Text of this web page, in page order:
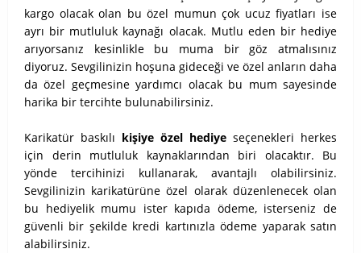
kargo olacak olan bu özel mumun çok ucuz fiyatları ise
ayrı bir mutluluk kaynağı olacak. Mutlu eden bir hediye
arıyorsanız kesinlikle bu muma bir göz atmalısınız
diyoruz. Sevgilinizin hoşuna gideceği ve özel anların daha
da özel geçmesine yardımcı olacak bu mum sayesinde
harika bir tercihte bulunabilirsiniz.
Karikatür baskılı kişiye özel hediye seçenekleri herkes
için derin mutluluk kaynaklarından biri olacaktır. Bu
yönde tercihinizi kullanarak, avantajlı olabilirsiniz.
Sevgilinizin karikatürüne özel olarak düzenlenecek olan
bu hediyelik mumu ister kapıda ödeme, isterseniz de
güvenli bir şekilde kredi kartınızla ödeme yaparak satın
alabilirsiniz.